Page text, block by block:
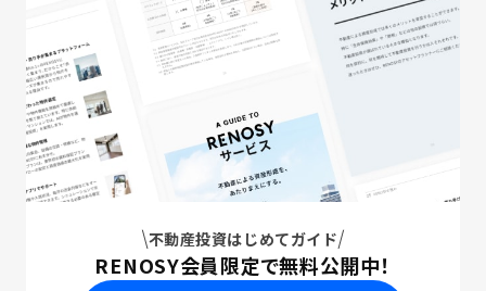
不動産投資はじめてガイド
RENOSY会員限定で無料公開中！